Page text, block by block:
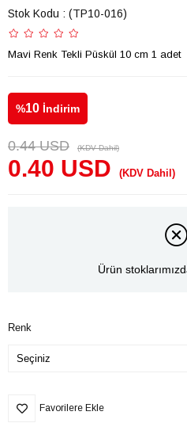
Stok Kodu (TP10-016)
Mavi Renk Tekli Püskül 10 cm 1 adet
%10 İndirim
0.44 USD (KDV Dahil)
0.40 USD (KDV Dahil)
Ürün
Renk
Favorilere Ekle